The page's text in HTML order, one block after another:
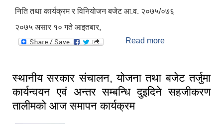
निति तथा कार्यक्रम र विनियोजन बजेट आ.व. २०७५/०७६
२०७५ असार १० गते आइतबार,
Read more
स्थानीय सरकार संचालन, योजना तथा बजेट तर्जुमा
कार्यन्वयन एवं अन्तर सम्बन्धि दुइदिने सहजीकरण
तालीमको आज समापन कार्यक्रम